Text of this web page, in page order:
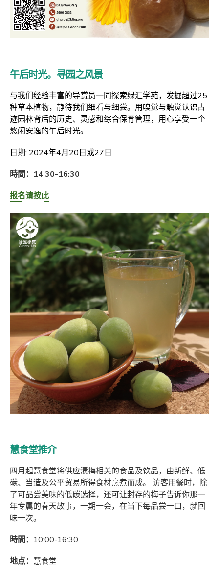
午后时光。寻园之风景
与我们经验丰富的导赏员一同探索绿汇学苑，发掘超过25
种草本植物，静待我们细看与细尝。用嗅觉与触觉认识古
迹园林背后的历史、灵感和综合保育管理，用心享受一个
悠闲安逸的午后时光。
日期: 2024年4月20日或27日
時間：14:30-16:30
报名请按此
慧食堂推介
四月起慧食堂将供应渍梅相关的食品及饮品，由新鲜、低
碳、当造及公平贸易所得食材烹煮而成。 访客用餐时，除
了可品尝美味的低碳选择，还可让封存的梅子告诉你那一
年专属的春天故事，一期一会，在当下每品尝一口，就回
味一次。
時間： 10:00-16:30
地点： 慧食堂